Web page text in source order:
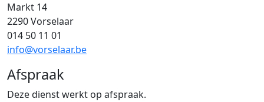
Markt 14
2290 Vorselaar
014 50 11 01
info@vorselaar.be
Afspraak
Deze dienst werkt op afspraak.